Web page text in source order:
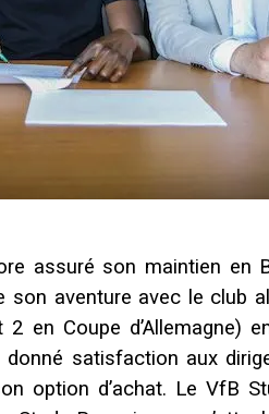
assuré son maintien en
son aventure avec le club
en Coupe d’Allemagne)
donné satisfaction aux
option d’achat. Le VfB